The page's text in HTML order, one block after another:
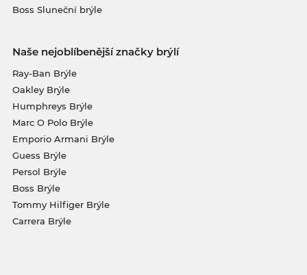
Boss Sluneční brýle
Naše nejoblíbenější značky brýlí
Ray-Ban Brýle
Oakley Brýle
Humphreys Brýle
Marc O Polo Brýle
Emporio Armani Brýle
Guess Brýle
Persol Brýle
Boss Brýle
Tommy Hilfiger Brýle
Carrera Brýle